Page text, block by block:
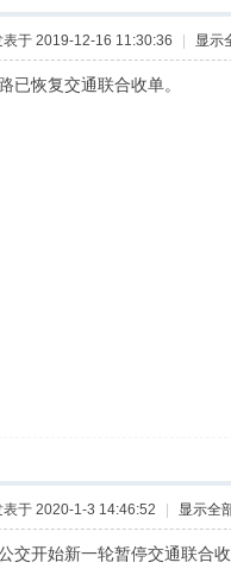
表于 2019-12-16 11:30:36 | 显示
已恢复交通联合收单。
表于 2020-1-3 14:46:52 | 显示全
交开始新一轮暂停交通联合